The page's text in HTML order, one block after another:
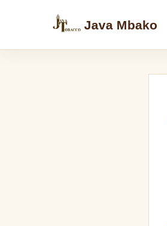
Java Mbako